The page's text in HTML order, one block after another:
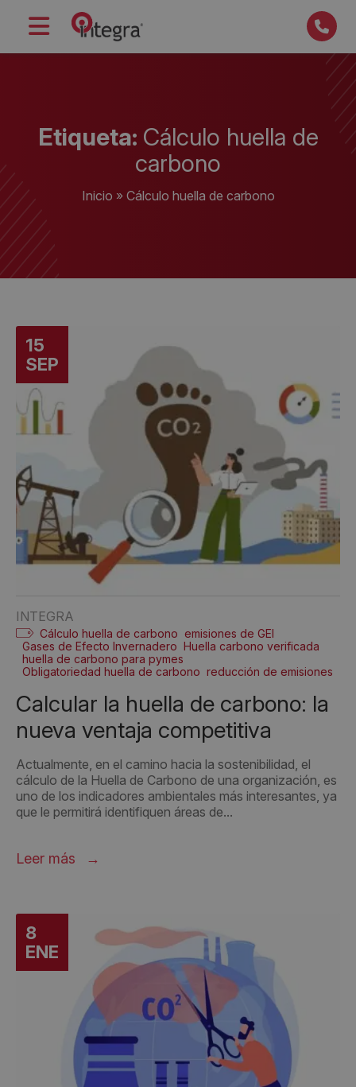
Etiqueta: Cálculo huella de
carbono
Inicio » Cálculo huella de carbono
15
SEP
INTEGRA
Cálculo huella de carbono emisiones de GEI
Gases de Efecto Invernadero Huella carbono verificada
huella de carbono para pymes
Obligatoriedad huella de carbono reducción de emisiones
Calcular la huella de carbono: la
nueva ventaja competitiva
Actualmente, en el camino hacia la sostenibilidad, el
cálculo de la Huella de Carbono de una organización, es
uno de los indicadores ambientales más interesantes, ya
que le permitirá identifiquen áreas de...
Leer más
8
ENE